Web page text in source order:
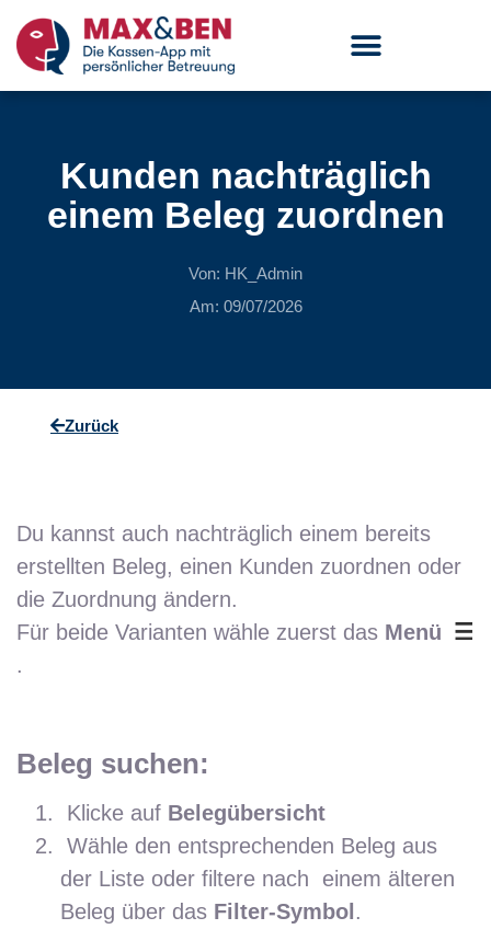
Kunden nachträglich
einem Beleg zuordnen
Von: HK_Admin
Am: 09/07/2026
Zurück
Du kannst auch nachträglich einem bereits
erstellten Beleg, einen Kunden zuordnen oder
die Zuordnung ändern.
Für beide Varianten wähle zuerst das Menü
.
Beleg suchen:
Klicke auf Belegübersicht
Wähle den entsprechenden Beleg aus
der Liste oder filtere nach einem älteren
Beleg über das Filter-Symbol .